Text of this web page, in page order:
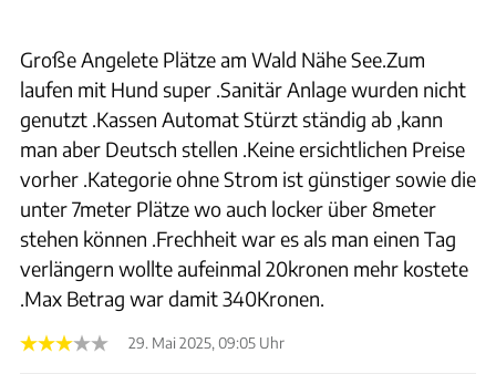
Große Angelete Plätze am Wald Nähe See.Zum
laufen mit Hund super .Sanitär Anlage wurden nicht
genutzt .Kassen Automat Stürzt ständig ab ,kann
man aber Deutsch stellen .Keine ersichtlichen Preise
vorher .Kategorie ohne Strom ist günstiger sowie die
unter 7meter Plätze wo auch locker über 8meter
stehen können .Frechheit war es als man einen Tag
verlängern wollte aufeinmal 20kronen mehr kostete
.Max Betrag war damit 340Kronen.
29. Mai 2025, 09:05 Uhr